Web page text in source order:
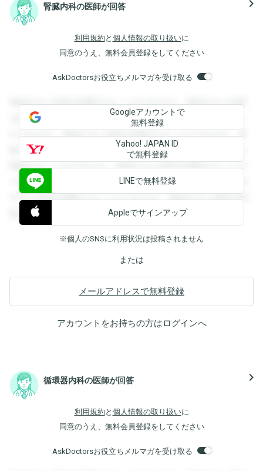
腎臓内科の医師が回答 navigate_next
利用規約 と 個人情報の取り扱いに
同意のうえ、無料会員登録をしてください
AskDoctorsお役立ちメルマガを受け取る
登録すると回答を閲覧することができます。登録すると回答
を閲覧することができます。登録すると回答を閲覧すること
ができます。登録すると回答を閲覧することができます。登
録すると回答を閲覧することができます。登録すると回答を
閲覧することができます。登録すると回答を閲覧することが
できます。登録すると回答を閲覧することができます。登録
すると回答を閲覧することができます。登録すると回答を閲
覧することができます。
Googleアカウントで
無料登録
Yahoo! JAPAN ID
で無料登録
LINEで無料登録
Appleでサインアップ
※個人のSNSに利用状況は投稿されません
または
メールアドレスで無料登録
アカウントをお持ちの方はログインへ
循環器内科の医師が回答 navigate_next
利用規約 と 個人情報の取り扱いに
同意のうえ、無料会員登録をしてください
AskDoctorsお役立ちメルマガを受け取る